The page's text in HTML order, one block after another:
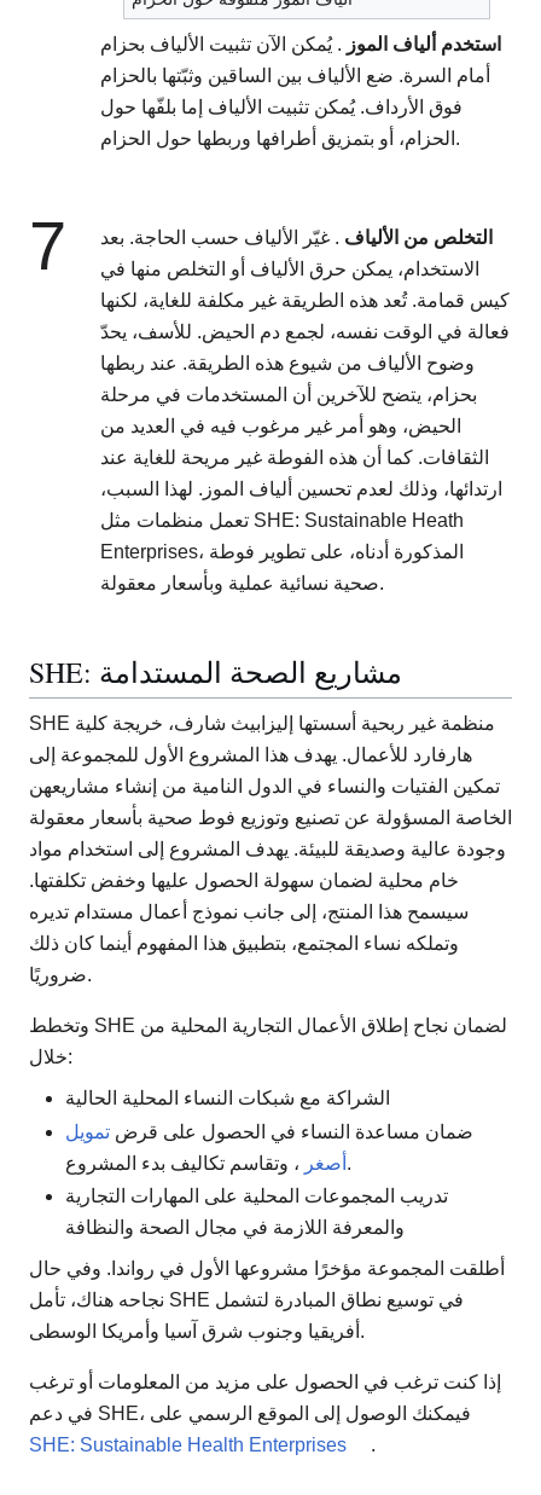
استخدم ألياف الموز . يُمكن الآن تثبيت الألياف بحزام
أمام السرة. ضع الألياف بين الساقين وثبّتها بالحزام
فوق الأرداف. يُمكن تثبيت الألياف إما بلفّها حول
الحزام، أو بتمزيق أطرافها وربطها حول الحزام.
7 التخلص من الألياف . غيّر الألياف حسب الحاجة. بعد
الاستخدام، يمكن حرق الألياف أو التخلص منها في
كيس قمامة. تُعد هذه الطريقة غير مكلفة للغاية، لكنها
فعالة في الوقت نفسه، لجمع دم الحيض. للأسف، يحدّ
وضوح الألياف من شيوع هذه الطريقة. عند ربطها
بحزام، يتضح للآخرين أن المستخدمات في مرحلة
الحيض، وهو أمر غير مرغوب فيه في العديد من
الثقافات. كما أن هذه الفوطة غير مريحة للغاية عند
ارتدائها، وذلك لعدم تحسين ألياف الموز. لهذا السبب،
تعمل منظمات مثل SHE: Sustainable Heath
Enterprises، المذكورة أدناه، على تطوير فوطة
صحية نسائية عملية وبأسعار معقولة.
SHE: مشاريع الصحة المستدامة
SHE منظمة غير ربحية أسستها إليزابيث شارف، خريجة كلية
هارفارد للأعمال. يهدف هذا المشروع الأول للمجموعة إلى
تمكين الفتيات والنساء في الدول النامية من إنشاء مشاريعهن
الخاصة المسؤولة عن تصنيع وتوزيع فوط صحية بأسعار معقولة
وجودة عالية وصديقة للبيئة. يهدف المشروع إلى استخدام مواد
خام محلية لضمان سهولة الحصول عليها وخفض تكلفتها.
سيسمح هذا المنتج، إلى جانب نموذج أعمال مستدام تديره
وتملكه نساء المجتمع، بتطبيق هذا المفهوم أينما كان ذلك
ضروريًا.
وتخطط SHE لضمان نجاح إطلاق الأعمال التجارية المحلية من
خلال:
الشراكة مع شبكات النساء المحلية الحالية
ضمان مساعدة النساء في الحصول على قرض تمويل
أصغر ، وتقاسم تكاليف بدء المشروع.
تدريب المجموعات المحلية على المهارات التجارية
والمعرفة اللازمة في مجال الصحة والنظافة
أطلقت المجموعة مؤخرًا مشروعها الأول في رواندا. وفي حال
نجاحه هناك، تأمل SHE في توسيع نطاق المبادرة لتشمل
أفريقيا وجنوب شرق آسيا وأمريكا الوسطى.
إذا كنت ترغب في الحصول على مزيد من المعلومات أو ترغب
في دعم SHE، فيمكنك الوصول إلى الموقع الرسمي على
SHE: Sustainable Health Enterprises
.